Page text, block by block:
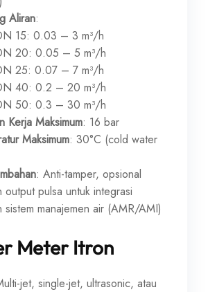
Aliran:
15: 0.03 – 3 m³/h
20: 0.05 – 5 m³/h
25: 0.07 – 7 m³/h
40: 0.2 – 20 m³/h
50: 0.3 – 30 m³/h
Kerja Maksimum: 16 bar
Maksimum: 30°C (cold water
: Anti-tamper, opsional
output pulsa untuk integrasi
sistem manajemen air (AMR/AMI)
Meter Itron
jet, single-jet, ultrasonic, atau